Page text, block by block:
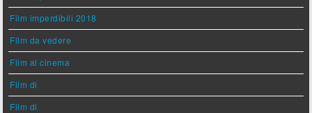
Film imperdibili 2018
Film da vedere
Film al cinema
Film di
Film di